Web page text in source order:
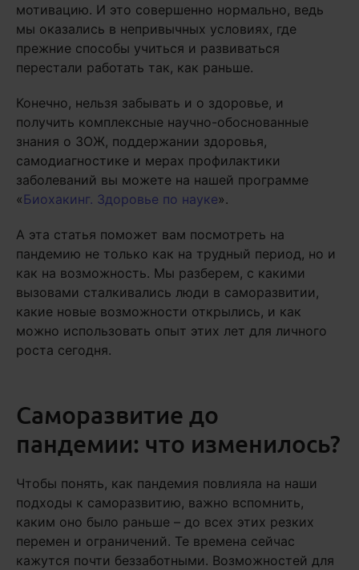
мотивацию. И это совершенно нормально, ведь
мы оказались в непривычных условиях, где
прежние способы учиться и развиваться
перестали работать так, как раньше.
Конечно, нельзя забывать и о здоровье, и
получить комплексные научно-обоснованные
знания о ЗОЖ, поддержании здоровья,
самодиагностике и мерах профилактики
заболеваний вы можете на нашей программе
«Биохакинг. Здоровье по науке».
А эта статья поможет вам посмотреть на
пандемию не только как на трудный период, но и
как на возможность. Мы разберем, с какими
вызовами сталкивались люди в саморазвитии,
какие новые возможности открылись, и как
можно использовать опыт этих лет для личного
роста сегодня.
Саморазвитие до
пандемии: что изменилось?
Чтобы понять, как пандемия повлияла на наши
подходы к саморазвитию, важно вспомнить,
каким оно было раньше – до всех этих резких
перемен и ограничений. Те времена сейчас
кажутся почти беззаботными. Возможностей для